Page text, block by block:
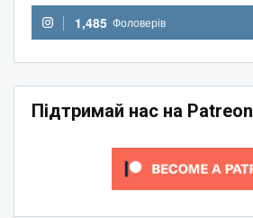
1,485 Фоловерів
Підтримай нас на Patreon